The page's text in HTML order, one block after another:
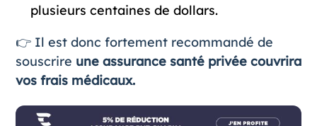
plusieurs centaines de dollars.
👉 Il est donc fortement recommandé de
souscrire une assurance santé privéecouvrira
vos frais médicaux.